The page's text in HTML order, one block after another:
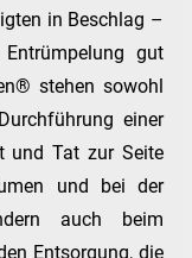
in Beschlag –
gut
stehen sowohl
einer
und Tat zur Seite
und bei der
auch beim
Entsorgung, die